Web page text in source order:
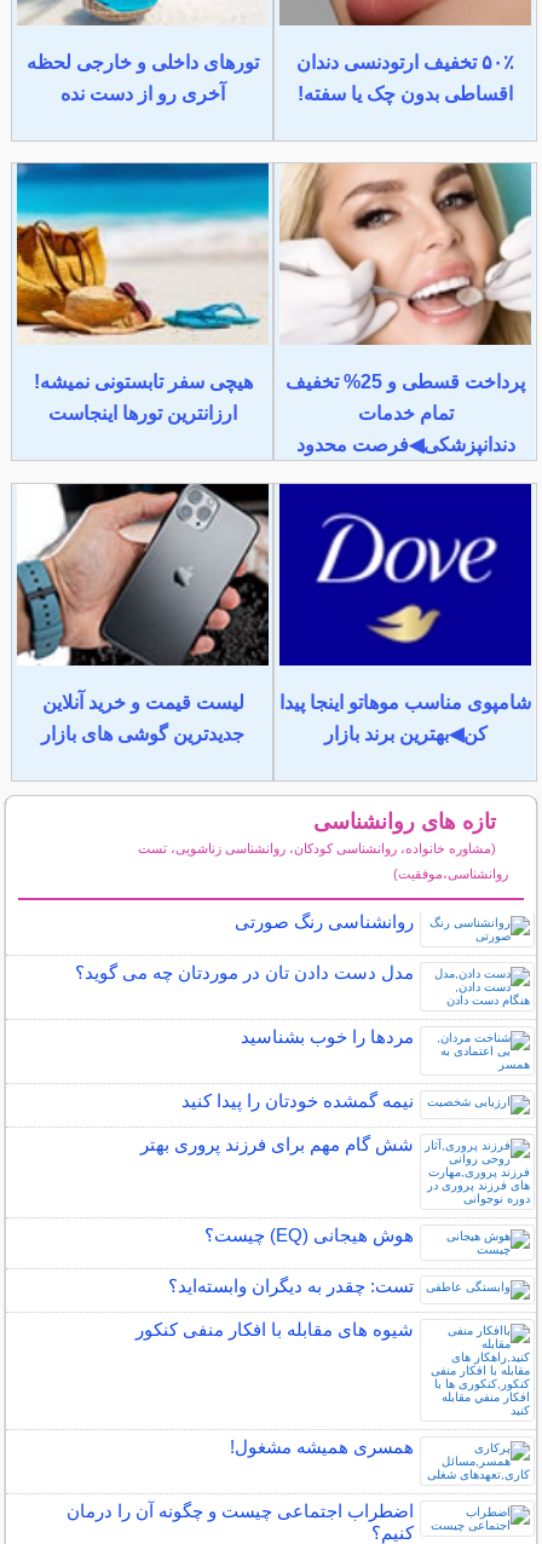
۵۰٪ تخفیف ارتودنسی دندان
اقساطی بدون چک یا سفته!
تورهای داخلی و خارجی لحظه
آخری رو از دست نده
پرداخت قسطی و 25% تخفیف
تمام خدمات
دندانپزشکی◀فرصت محدود
هیچی سفر تابستونی نمیشه!
ارزانترین تورها اینجاست
شامپوی مناسب موهاتو اینجا پیدا
کن◀بهترین برند بازار
لیست قیمت و خرید آنلاین
جدیدترین گوشی های بازار
تازه های روانشناسی
(مشاوره خانواده، روانشناسی کودکان، روانشناسی زناشویی، تست
روانشناسی،موفقیت)
روانشناسی رنگ صورتی
مدل دست دادن تان در موردتان چه می گوید؟
مردها را خوب بشناسید
نیمه‌ گمشده خودتان را پیدا کنید
شش گام مهم برای فرزند پروری بهتر
هوش هیجانی (EQ) چیست؟
تست: چقدر به دیگران وابسته‌اید؟
شیوه های مقابله با افکار منفی کنکور
همسری همیشه مشغول!
اضطراب اجتماعی چیست و چگونه آن را درمان
کنیم؟